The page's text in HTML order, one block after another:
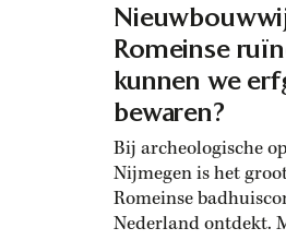
Romeinse
kunnen we
bewaren?
Bij archeologische
Nijmegen is het
Romeinse
Nederland ontdekt.